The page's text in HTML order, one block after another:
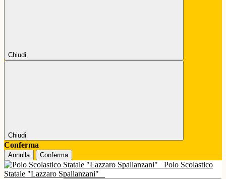
Chiudi
Chiudi
Conferma
Annulla Conferma
Polo Scolastico
Statale "Lazzaro Spallanzani"